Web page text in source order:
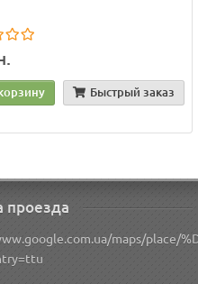
Быстрый заказ
проезда
maps/place/